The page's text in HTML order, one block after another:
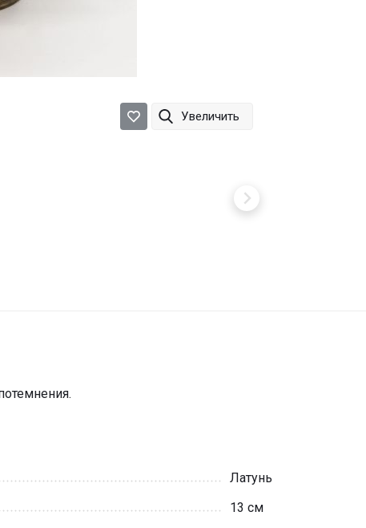
Увеличить
Латунь
13 см